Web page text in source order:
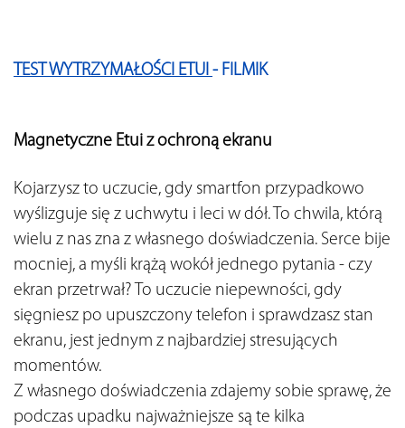
TEST WYTRZYMAŁOŚCI ETUI - FILMIK
Magnetyczne Etui z ochroną ekranu
Kojarzysz to uczucie, gdy smartfon przypadkowo
wyślizguje się z uchwytu i leci w dół. To chwila, którą
wielu z nas zna z własnego doświadczenia. Serce bije
mocniej, a myśli krążą wokół jednego pytania - czy
ekran przetrwał? To uczucie niepewności, gdy
sięgniesz po upuszczony telefon i sprawdzasz stan
ekranu, jest jednym z najbardziej stresujących
momentów.
Z własnego doświadczenia zdajemy sobie sprawę, że
podczas upadku najważniejsze są te kilka